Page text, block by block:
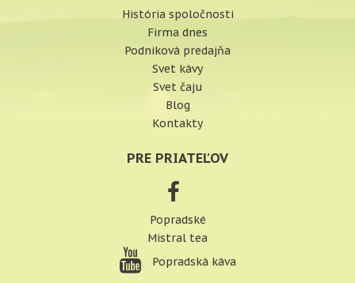
História spoločnosti
Firma dnes
Podniková predajňa
Svet kávy
Svet čaju
Blog
Kontakty
PRE PRIATEĽOV
Popradské
Mistral tea
Popradská káva